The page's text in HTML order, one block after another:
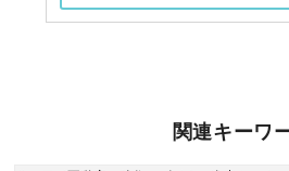
関連キーワ